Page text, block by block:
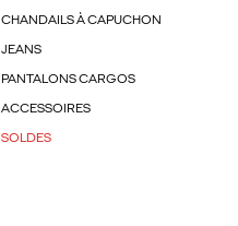
CHANDAILS À CAPUCHON
JEANS
PANTALONS CARGOS
ACCESSOIRES
SOLDES